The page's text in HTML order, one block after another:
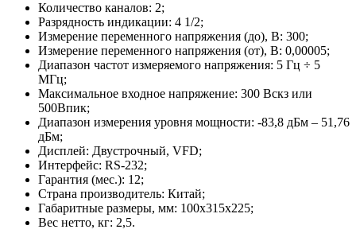
Количество каналов: 2;
Разрядность индикации: 4 1/2;
Измерение переменного напряжения (до), В: 300;
Измерение переменного напряжения (от), В: 0,00005;
Диапазон частот измеряемого напряжения: 5 Гц ÷ 5
МГц;
Максимальное входное напряжение: 300 Вскз или
500Впик;
Диапазон измерения уровня мощности: -83,8 дБм – 51,76
дБм;
Дисплей: Двустрочный, VFD;
Интерфейс: RS-232;
Гарантия (мес.): 12;
Страна производитель: Китай;
Габаритные размеры, мм: 100х315х225;
Вес нетто, кг: 2,5.